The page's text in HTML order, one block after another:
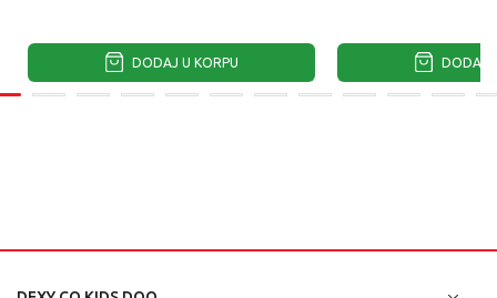
DODAJ U KORPU DODAJ